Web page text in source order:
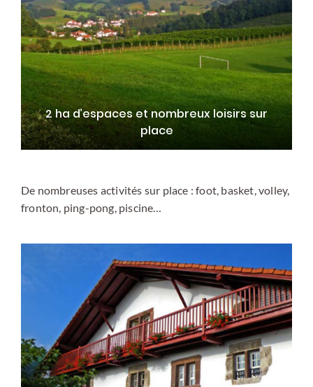
2 ha d’espaces et nombreux loisirs sur
place
De nombreuses activités sur place : foot, basket, volley,
fronton, ping-pong, piscine…